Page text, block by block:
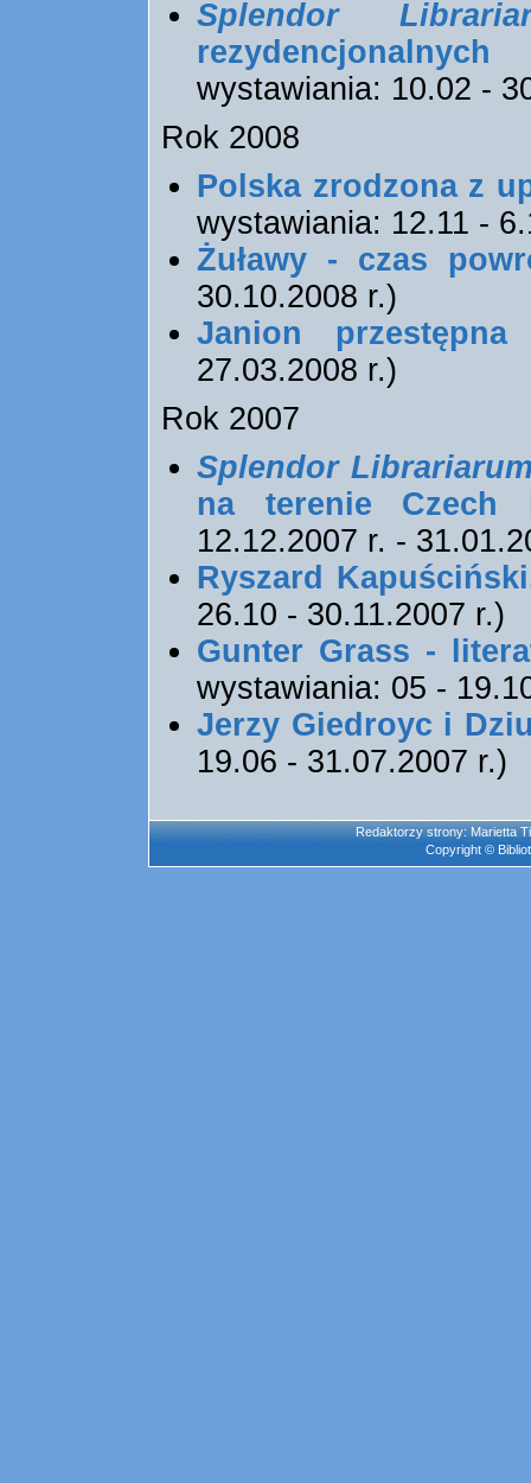
Splendor
wystawiania: 10.02 -
Rok 2008
Polska zrodzona z
wystawiania: 12.11 -
Żuławy - czas
30.10.2008 r.)
Janion przestępna
27.03.2008 r.)
Rok 2007
Splendor
na terenie Czech
12.12.2007 r. -
Ryszard
26.10 - 30.11.2007 r.)
Gunter Grass -
wystawiania: 05 -
Jerzy Giedroyc i
19.06 - 31.07.2007 r.)
Redaktorzy strony: Marietta
Copyright ©